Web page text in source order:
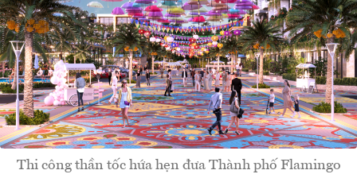
Thi công thần tốc hứa hẹn đưa Thành phố Flamingo